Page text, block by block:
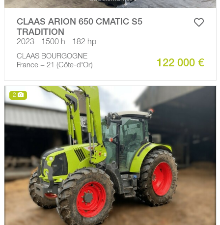
CLAAS ARION 650 CMATIC S5
TRADITION
2023 - 1500 h - 182 hp
CLAAS BOURGOGNE
France − 21 (Côte-d'Or)
122 000 €
2